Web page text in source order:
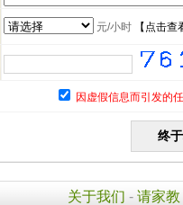
元/小时【 点击查
因虚假信息而引发的
关于我们 - 请家教